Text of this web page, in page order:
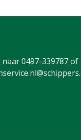
naar0497-339787of